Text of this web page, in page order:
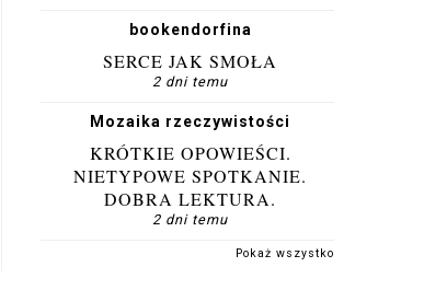
bookendorfina
SERCE JAK SMOŁA
2 dni temu
Mozaika rzeczywistości
KRÓTKIE OPOWIEŚCI.
NIETYPOWE SPOTKANIE.
DOBRA LEKTURA.
2 dni temu
Pokaż wszystko